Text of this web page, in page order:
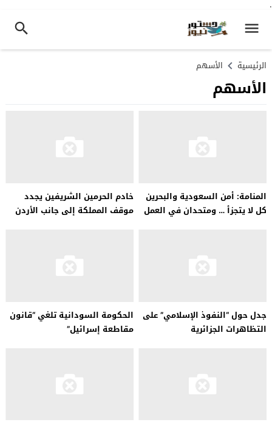
.
الرئيسية الأسهم
الأسهم
المنامة: أمن السعودية والبحرين
كل لا يتجزأ … ومتحدان في العمل
خادم الحرمين الشريفين يجدد
موقف المملكة إلى جانب الأردن
جدل حول “النفوذ الإسلامي” على
التظاهرات الجزائرية
الحكومة السودانية تلغي “قانون
مقاطعة إسرائيل”